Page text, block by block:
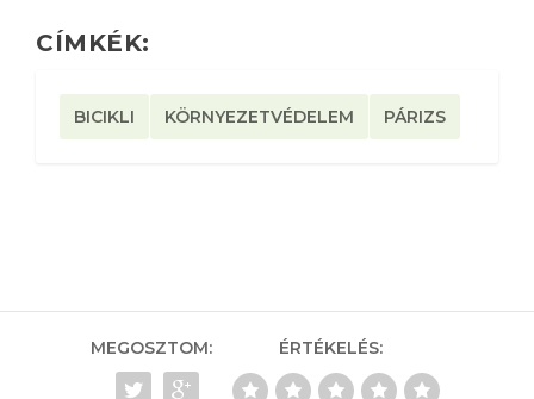
CÍMKÉK:
BICIKLI KÖRNYEZETVÉDELEM PÁRIZS
MEGOSZTOM: ÉRTÉKELÉS: